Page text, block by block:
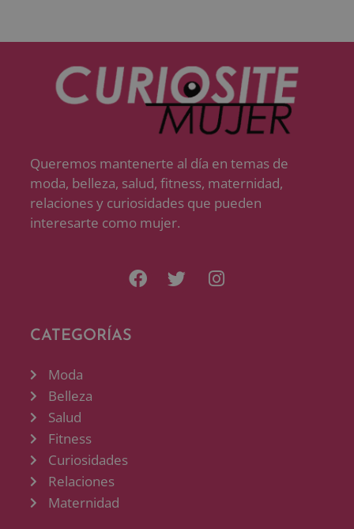
Queremos mantenerte al día en temas de
moda, belleza, salud, fitness, maternidad,
relaciones y curiosidades que pueden
interesarte como mujer.
CATEGORÍAS
Moda
Belleza
Salud
Fitness
Curiosidades
Relaciones
Maternidad